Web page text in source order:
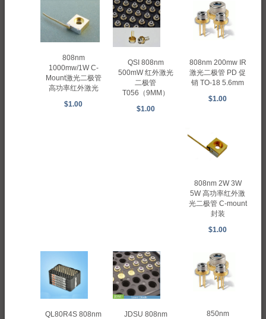
808nm
1000mw/1W C-
Mount激光二极管
高功率红外激光
$1.00
QSI 808nm
500mW 红外激光
二极管
T056（9MM）
$1.00
808nm 200mw IR
激光二极管 PD 促
销 TO-18 5.6mm
$1.00
808nm 2W 3W
5W 高功率红外激
光二极管 C-mount
封装
$1.00
QL80R4S 808nm
JDSU 808nm
850nm